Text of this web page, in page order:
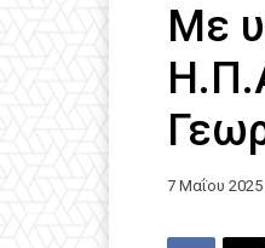
Με
7 Μαΐου 2025